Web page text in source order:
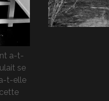
a-t-
se
t-elle